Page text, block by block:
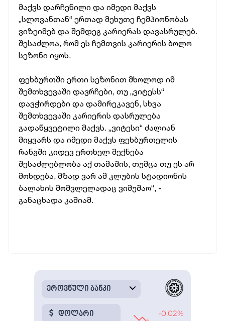
მაქვს დარჩენილი და იმედი მაქვს
„სლოვანთან“ ერთად მეხუთე ჩემპიონობას
ვიზეიმებ და შემდეგ კარიერას დავასრულებ.
შესაძლოა, რომ ეს ჩემთვის კარიერის ბოლო
სეზონი იყოს.
ფეხბურთში ერთი სეზონით მხოლოდ იმ
შემთხვევაში დავრჩები, თუ „ვიტესს“
დავჭირდები და დამირეკავენ, სხვა
შემთხვევაში კარიერის დასრულება
გადაწყვეტილი მაქვს. „ვიტესი“ ძალიან
მიყვარს და იმედი მაქვს ფეხბურთელის
რანგში კიდევ ერთხელ მექნება
შესაძლებლობა აქ თამაშის, თუმცა თუ ეს არ
მოხდება, მზად ვარ ამ კლუბის სტადიონის
ბალახის მომვლელადაც ვიმუშაო“, -
განაცხადა კაშიამ.